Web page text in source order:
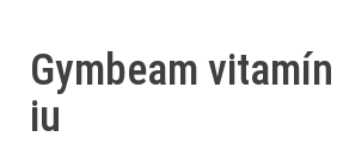
Gymbeam
iu